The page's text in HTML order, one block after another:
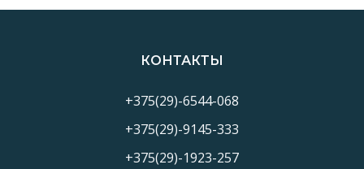
КОНТАКТЫ
+375(29)-6544-068
+375(29)-9145-333
+375(29)-1923-257